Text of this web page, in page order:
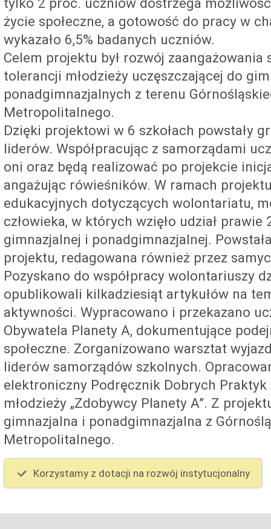
tylko 2 proc. uczniów dostrzega
życie społeczne, a gotowość do pracy w
wykazało 6,5% badanych uczniów.
Celem projektu był rozwój zaangażowania
tolerancji młodzieży uczęszczającej do
ponadgimnazjalnych z terenu
Metropolitalnego.
Dzięki projektowi w 6 szkołach powstały
liderów. Współpracując z samorządami
oni oraz będą realizować po projekcie
angażując rówieśników. W ramach
edukacyjnych dotyczących wolontariatu,
człowieka, w których wzięło udział prawie
gimnazjalnej i ponadgimnazjalnej.
projektu, redagowana również przez
Pozyskano do współpracy wolontariuszy
opublikowali kilkadziesiąt artykułów na
aktywności. Wypracowano i przekazano
Obywatela Planety A, dokumentujące
społeczne. Zorganizowano warsztat
liderów samorządów szkolnych.
elektroniczny Podręcznik Dobrych
młodzieży „Zdobywcy Planety A”. Z
gimnazjalna i ponadgimnazjalna z
Metropolitalnego.
Korzystamy z dotacji na rozwój instytucjonalny